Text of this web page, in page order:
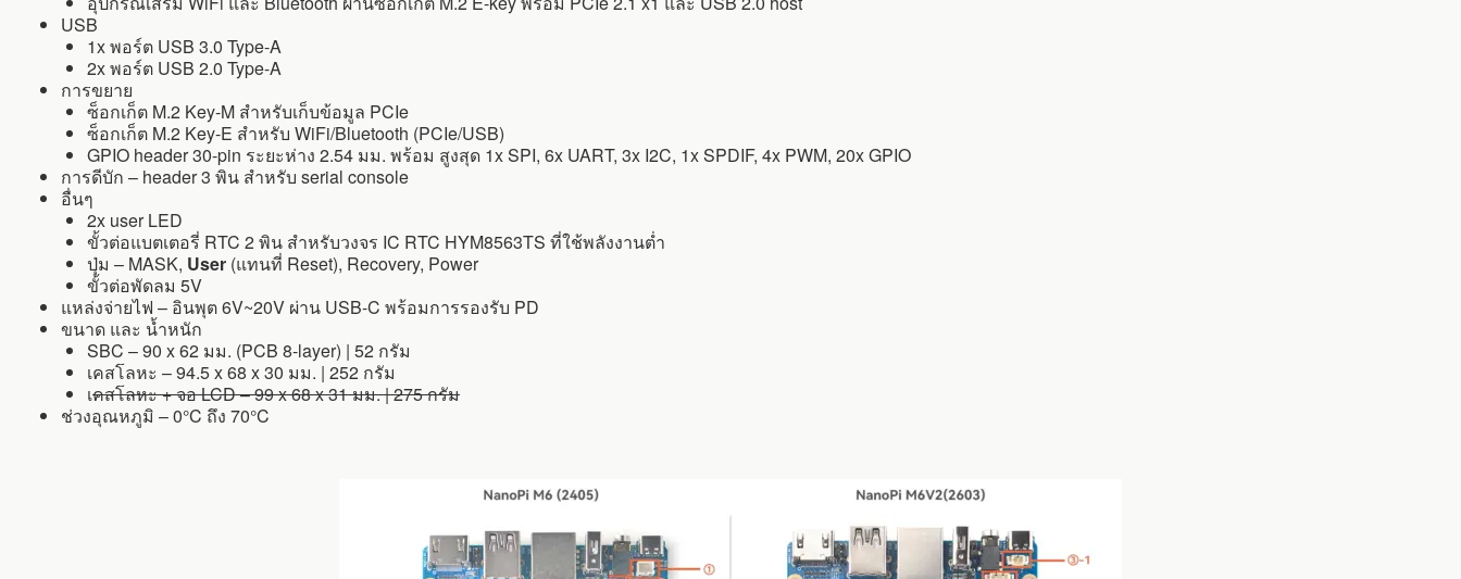
USB
1x พอร์ต USB 3.0 Type-A
2x พอร์ต USB 2.0 Type-A
การขยาย
ซ็อกเก็ต M.2 Key-M สำหรับเก็บข้อมูล PCIe
ซ็อกเก็ต M.2 Key-E สำหรับ WiFi/Bluetooth (PCIe/USB)
GPIO header 30-pin ระยะห่าง 2.54 มม. พร้อม สูงสุด 1x SPI, 6x UART, 3x I2C, 1x SPDIF, 4x PWM, 20x GPIO
การดีบัก – header 3 พิน สำหรับ serial console
อื่นๆ
2x user LED
ขั้วต่อแบตเตอรี่ RTC 2 พิน สำหรับวงจร IC RTC HYM8563TS ที่ใช้พลังงานต่ำ
ปุ่ม – MASK, User (แทนที่ Reset), Recovery, Power
ขั้วต่อพัดลม 5V
แหล่งจ่ายไฟ – อินพุต 6V~20V ผ่าน USB-C พร้อมการรองรับ PD
ขนาด และ น้ำหนัก
SBC – 90 x 62 มม. (PCB 8-layer) | 52 กรัม
เคสโลหะ – 94.5 x 68 x 30 มม. | 252 กรัม
เคสโลหะ + จอ LCD – 99 x 68 x 31 มม. | 275 กรัม
ช่วงอุณหภูมิ – 0°C ถึง 70°C